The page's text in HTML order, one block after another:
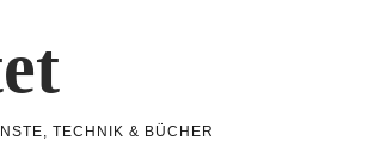
TECHNIK & BÜCHER